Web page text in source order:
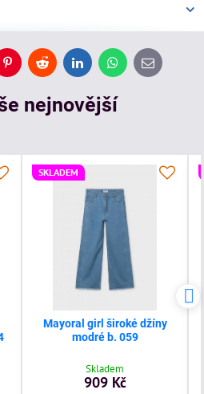
PinterestReddit LinkedInWhatsApp
E-
mail
nejnovější
SKLADEM
Mayoral girl široké džíny
modré b. 059
Skladem
909 Kč